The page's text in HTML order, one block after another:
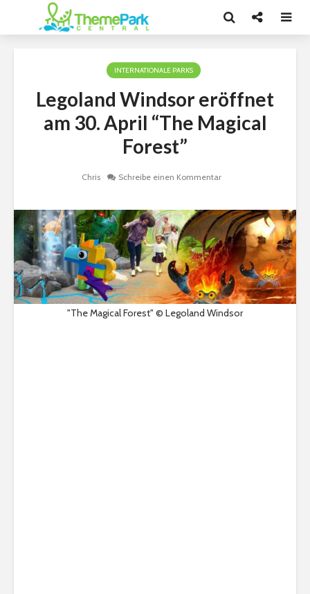
INTERNATIONALE PARKS
Legoland Windsor eröffnet
am 30. April “The Magical
Forest”
Chris Schreibe einen Kommentar
"The Magical Forest" © Legoland Windsor